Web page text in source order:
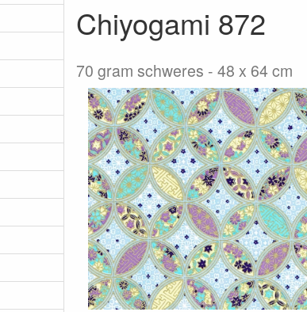
Chiyogami 872
70 gram schweres - 48 x 64 cm